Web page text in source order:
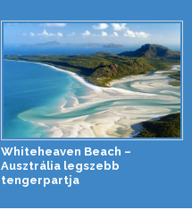
Whiteheaven Beach –
Ausztrália legszebb
tengerpartja